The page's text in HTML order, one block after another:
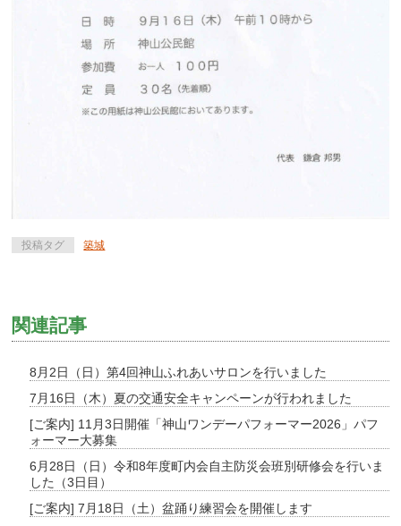
投稿タグ 築城
関連記事
8月2日（日）第4回神山ふれあいサロンを行いました
7月16日（木）夏の交通安全キャンペーンが行われました
[ご案内] 11月3日開催「神山ワンデーパフォーマー2026」パフ
ォーマー大募集
6月28日（日）令和8年度町内会自主防災会班別研修会を行いま
した（3日目）
[ご案内] 7月18日（土）盆踊り練習会を開催します